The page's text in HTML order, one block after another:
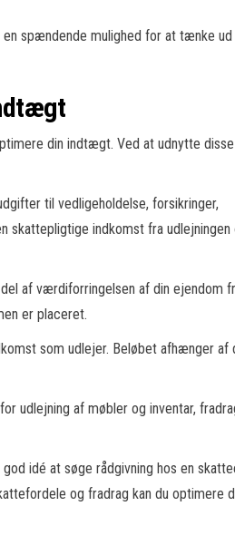
spændende mulighed for at tænke ud
din indtægt. Ved at udnytte
til vedligeholdelse, forsikringer,
skattepligtige indkomst fra udlejningen
af værdiforringelsen af din ejendom
er placeret.
som udlejer. Beløbet afhænger af
udlejning af møbler og inventar,
idé at søge rådgivning hos en
og fradrag kan du optimere